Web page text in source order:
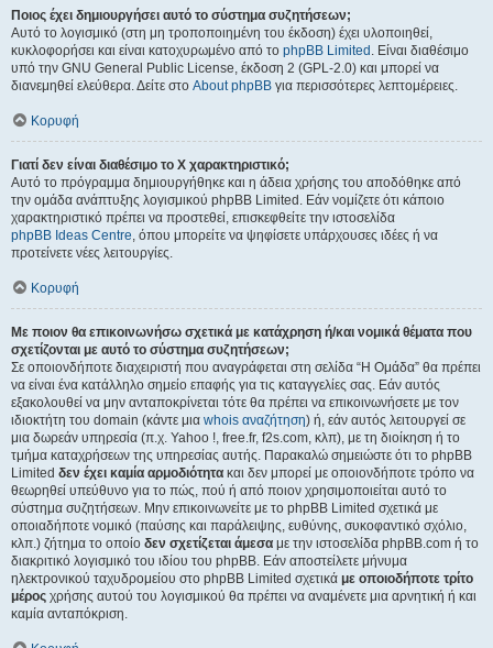
Ποιος έχει δημιουργήσει αυτό το σύστημα συζητήσεων;
Αυτό το λογισμικό (στη μη τροποποιημένη του έκδοση) έχει υλοποιηθεί,
κυκλοφορήσει και είναι κατοχυρωμένο από το phpBB Limited . Είναι διαθέσιμο
υπό την GNU General Public License, έκδοση 2 (GPL-2.0) και μπορεί να
διανεμηθεί ελεύθερα. Δείτε στο About phpBB για περισσότερες λεπτομέρειες.
Κορυφή
Γιατί δεν είναι διαθέσιμο το Χ χαρακτηριστικό;
Αυτό το πρόγραμμα δημιουργήθηκε και η άδεια χρήσης του αποδόθηκε από
την ομάδα ανάπτυξης λογισμικού phpBB Limited. Εάν νομίζετε ότι κάποιο
χαρακτηριστικό πρέπει να προστεθεί, επισκεφθείτε την ιστοσελίδα
phpBB Ideas Centre, όπου μπορείτε να ψηφίσετε υπάρχουσες ιδέες ή να
προτείνετε νέες λειτουργίες.
Κορυφή
Με ποιον θα επικοινωνήσω σχετικά με κατάχρηση ή/και νομικά θέματα που
σχετίζονται με αυτό το σύστημα συζητήσεων;
Σε οποιονδήποτε διαχειριστή που αναγράφεται στη σελίδα “Η Ομάδα” θα πρέπει
να είναι ένα κατάλληλο σημείο επαφής για τις καταγγελίες σας. Εάν αυτός
εξακολουθεί να μην ανταποκρίνεται τότε θα πρέπει να επικοινωνήσετε με τον
ιδιοκτήτη του domain (κάντε μια whois αναζήτηση) ή, εάν αυτός λειτουργεί σε
μια δωρεάν υπηρεσία (π.χ. Yahoo !, free.fr, f2s.com, κλπ), με τη διοίκηση ή το
τμήμα καταχρήσεων της υπηρεσίας αυτής. Παρακαλώ σημειώστε ότι το phpBB
Limited δεν έχει καμία αρμοδιότητα και δεν μπορεί με οποιονδήποτε τρόπο να
θεωρηθεί υπεύθυνο για το πώς, πού ή από ποιον χρησιμοποιείται αυτό το
σύστημα συζητήσεων. Μην επικοινωνείτε με το phpBB Limited σχετικά με
οποιαδήποτε νομικό (παύσης και παράλειψης, ευθύνης, συκοφαντικό σχόλιο,
κλπ.) ζήτημα το οποίο δεν σχετίζεται άμεσα με την ιστοσελίδα phpBB.com ή το
διακριτικό λογισμικό του ιδίου του phpBB. Εάν αποστείλετε μήνυμα
ηλεκτρονικού ταχυδρομείου στο phpBB Limited σχετικά με οποιοδήποτε τρίτο
μέρος χρήσης αυτού του λογισμικού θα πρέπει να αναμένετε μια αρνητική ή και
καμία ανταπόκριση.